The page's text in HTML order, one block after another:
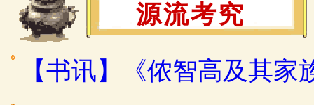
源流考究
【书讯】《侬智高及其